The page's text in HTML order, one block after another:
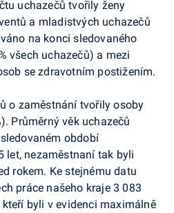
uchazečů tvořily ženy
a mladistvých uchazečů
na konci sledovaného
všech uchazečů) a mezi
se zdravotním postižením.
o zaměstnání tvořily osoby
Průměrný věk uchazečů
období
let, nezaměstnaní tak byli
rokem. Ke stejnému datu
práce našeho kraje 3 083
byli v evidenci maximálně